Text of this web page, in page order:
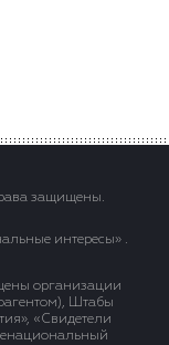
защищены.
интересы» .
организации
Штабы
«Свидетели